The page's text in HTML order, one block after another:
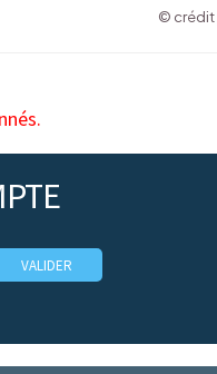
© crédit